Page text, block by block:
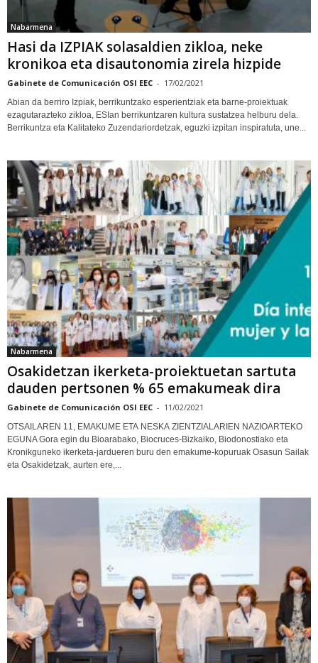
Nabarmena
Hasi da IZPIAK solasaldien zikloa, neke
kronikoa eta disautonomia zirela hizpide
Gabinete de Comunicación OSI EEC - 17/02/2021
Abian da berriro Izpiak, berrikuntzako esperientziak eta barne-proiektuak
ezagutarazteko zikloa, ESIan berrikuntzaren kultura sustatzea helburu dela.
Berrikuntza eta Kalitateko Zuzendariordetzak, eguzki izpitan inspiratuta, une...
Nabarmena
Osakidetzan ikerketa-proiektuetan sartuta
dauden pertsonen % 65 emakumeak dira
Gabinete de Comunicación OSI EEC - 11/02/2021
OTSAILAREN 11, EMAKUME ETA NESKA ZIENTZIALARIEN NAZIOARTEKO
EGUNA Gora egin du Bioarabako, Biocruces-Bizkaiko, Biodonostiako eta
Kronikguneko ikerketa-jardueren buru den emakume-kopuruak Osasun Sailak
eta Osakidetzak, aurten ere,...